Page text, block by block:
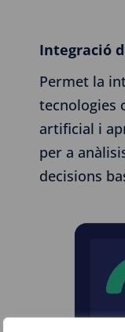
Integració
Permet la
tecnologies
artificial i
per a
decisions